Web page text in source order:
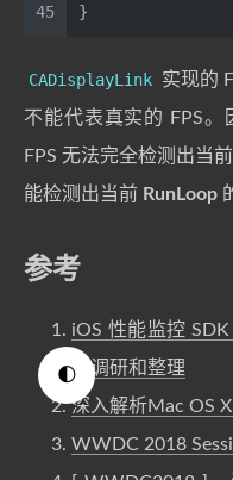
🌓
45
}
CADisplayLink 实现的
不能代表真实的 FPS。
FPS 无法完全检测出当前
能检测出当前 RunLoop
参考
iOS 性能监控
的调研和整理
深入解析Mac OS
WWDC 2018